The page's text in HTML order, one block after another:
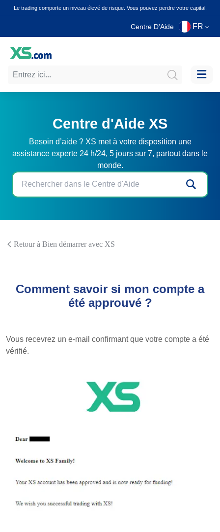
Le trading comporte un niveau élevé de risque. Vous pouvez perdre votre capital.
Centre D'Aide FR
Centre d'Aide XS
Besoin d’aide ? XS met à votre disposition une
assistance experte 24 h/24, 5 jours sur 7, partout dans le
monde.
Retour à Bien démarrer avec XS
Comment savoir si mon compte a
été approuvé ?
Vous recevrez un e-mail confirmant que votre compte a été
vérifié.